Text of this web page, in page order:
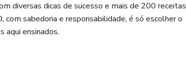
diversas dicas de sucesso e mais de 200 receitas
com sabedoria e responsabilidade, é só escolher o
aqui ensinados.